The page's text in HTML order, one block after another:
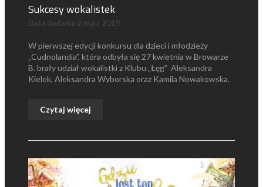
Sukcesy wokalistek
Data dodania 2 maja 2019
W pierwszej edycji konkursu dla dzieci i młodzieży
„Cudnolandia”, która odbyła się 27 kwietnia w Browarze
B. brały udział wokalistki z Klubu „Łęg” Aleksandra
Kielek, Aleksandra Wyborska oraz Kamila Nowakowska.
Czytaj więcej